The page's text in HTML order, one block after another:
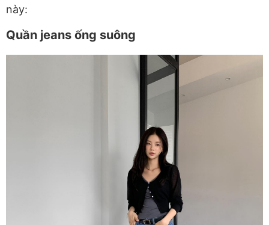
này:
Quần jeans ống suông